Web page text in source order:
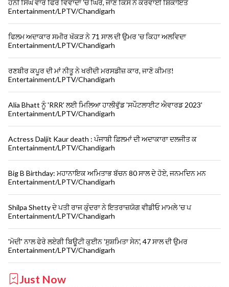
ਹਨੀ ਸਿੰਘ ਵਾਰ ਫਿਰ ਵਿਵਾਦਾਂ 'ਚ ਘਿਰੇ, ਜਾਣੋ ਕਿਸ ਨੇ ਕਰਵਾਈ ਸ਼ਿਕਾਇਤ
Entertainment/LPTV/Chandigarh
ਫਿਲਮ ਅਦਾਕਾਰ ਸਮੀਰ ਖੱਕੜ ਨੇ 71 ਸਾਲ ਦੀ ਉਮਰ 'ਚ ਕਿਹਾ ਅਲਵਿਦਾ
Entertainment/LPTV/Chandigarh
ਰਣਬੀਰ ਕਪੂਰ ਦੀ ਮਾਂ ਨੀਤੂ ਨੇ ਖਰੀਦੀ ਮਰਸਡੀਜ਼ ਕਾਰ, ਜਾਣੋ ਕੀਮਤ!
Entertainment/LPTV/Chandigarh
Alia Bhatt ਨੂੰ 'RRR' ਲਈ ਮਿਲਿਆ ਹਾਲੀਵੁੱਡ 'ਸਪੌਟਲਾਈਟ ਐਵਾਰਡ 2023'
Entertainment/LPTV/Chandigarh
Actress Daljit Kaur death : ਪੰਜਾਬੀ ਫ਼ਿਲਮਾਂ ਦੀ ਅਦਾਕਾਰਾ ਦਲਜੀਤ ਕ
Entertainment/LPTV/Chandigarh
Big B Birthday: ਮਹਾਨਾਇਕ ਅਮਿਤਾਭ ਬੱਚਨ 80 ਸਾਲ ਦੇ ਹੋਏ, ਜਨਮਦਿਨ ਮਨ
Entertainment/LPTV/Chandigarh
Shilpa Shetty ਦੇ ਪਤੀ ਰਾਜ ਕੁੰਦਰਾ ਨੇ ਇਤਰਾਜ਼ਯੋਗ ਵੀਡੀਓ ਮਾਮਲੇ 'ਚ ਪ
Entertainment/LPTV/Chandigarh
'ਮੋਦੀ' ਨਾਲ ਫੇਰੇ ਲਏਗੀ ਬਿਊਟੀ ਕੁਈਨ 'ਸੁਸ਼ਮਿਤਾ ਸੇਨ', 47 ਸਾਲ ਦੀ ਉਮਰ
Entertainment/LPTV/Chandigarh
Just Now